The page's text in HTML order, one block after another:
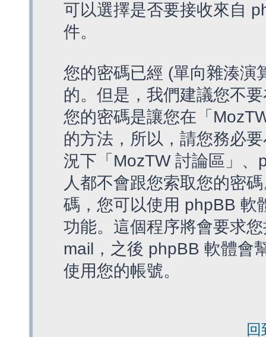
可以選擇是否要接收來自
件。
您的密碼已經 (單向雜湊演
的。但是，我們建議您不
您的密碼是讓您在「
的方法，所以，請您務必
況下「MozTW 討論區」
人都不會跟您索取您的密
碼，您可以使用 phpBB 軟
功能。這個程序將會要求
mail，之後 phpBB 軟體會
使用您的帳號。